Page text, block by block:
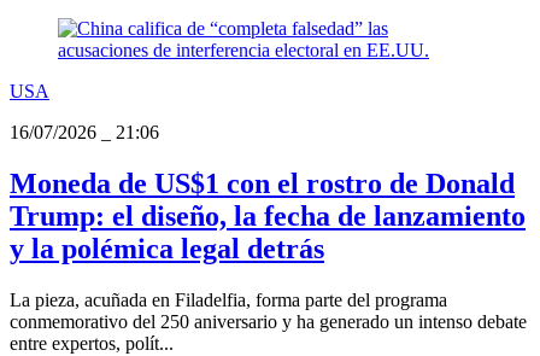
USA
16/07/2026
21:06
Moneda de US$1 con el rostro de Donald
Trump: el diseño, la fecha de lanzamiento
y la polémica legal detrás
La pieza, acuñada en Filadelfia, forma parte del programa
conmemorativo del 250 aniversario y ha generado un intenso debate
entre expertos, polít...